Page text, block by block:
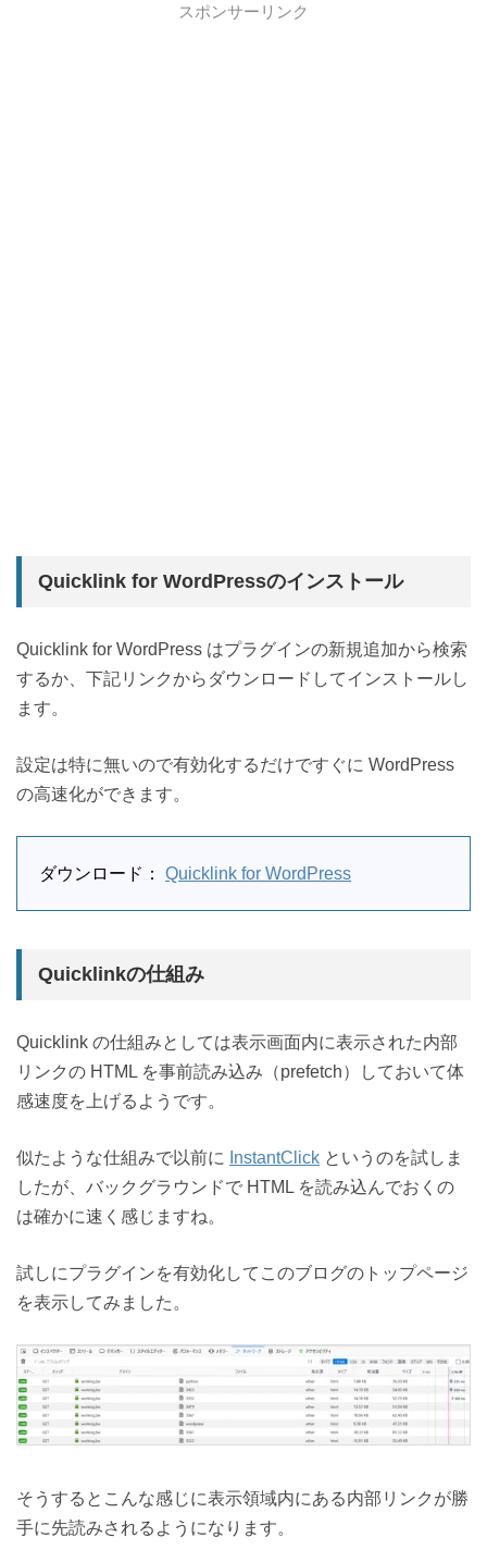
スポンサーリンク
Quicklink for WordPressのインストール
Quicklink for WordPress はプラグインの新規追加から検索
するか、下記リンクからダウンロードしてインストールし
ます。
設定は特に無いので有効化するだけですぐに WordPress
の高速化ができます。
ダウンロード： Quicklink for WordPress
Quicklinkの仕組み
Quicklink の仕組みとしては表示画面内に表示された内部
リンクの HTML を事前読み込み（prefetch）しておいて体
感速度を上げるようです。
似たような仕組みで以前に InstantClick というのを試しま
したが、バックグラウンドで HTML を読み込んでおくの
は確かに速く感じますね。
試しにプラグインを有効化してこのブログのトップページ
を表示してみました。
そうするとこんな感じに表示領域内にある内部リンクが勝
手に先読みされるようになります。